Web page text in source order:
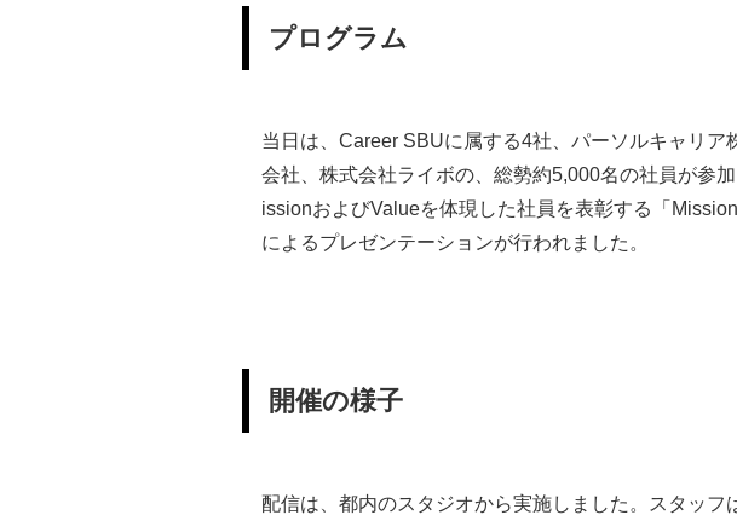
プログラム
当日は、Career SBUに属する4社、パーソルキャリ
会社、株式会社ライボの、総勢約5,000名の社員が参
issionおよびValueを体現した社員を表彰する「
によるプレゼンテーションが行われました。
開催の様子
配信は、都内のスタジオから実施しました。スタッ